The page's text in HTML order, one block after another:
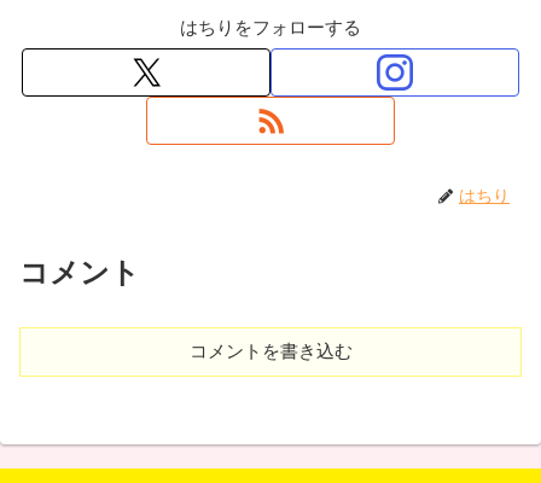
はちりをフォローする
はちり
コメント
コメントを書き込む